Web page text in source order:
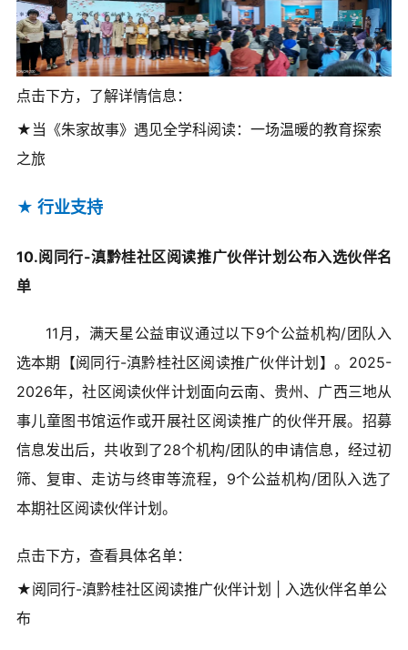
点击下方，了解详情信息：
★当《朱家故事》遇见全学科阅读：一场温暖的教育探索
之旅
★ 行业支持
10.阅同行-滇黔桂社区阅读推广伙伴计划公布入选伙伴名
单
11月，满天星公益审议通过以下9个公益机构/团队入
选本期【阅同行-滇黔桂社区阅读推广伙伴计划】。2025-
2026年，社区阅读伙伴计划面向云南、贵州、广西三地从
事儿童图书馆运作或开展社区阅读推广的伙伴开展。招募
信息发出后，共收到了28个机构/团队的申请信息，经过初
筛、复审、走访与终审等流程，9个公益机构/团队入选了
本期社区阅读伙伴计划。
点击下方，查看具体名单：
★阅同行-滇黔桂社区阅读推广伙伴计划 | 入选伙伴名单公
布